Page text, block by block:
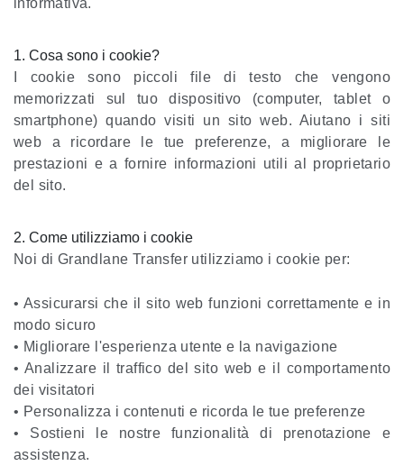
informativa.
1. Cosa sono i cookie?
I cookie sono piccoli file di testo che vengono
memorizzati sul tuo dispositivo (computer, tablet o
smartphone) quando visiti un sito web. Aiutano i siti
web a ricordare le tue preferenze, a migliorare le
prestazioni e a fornire informazioni utili al proprietario
del sito.
2. Come utilizziamo i cookie
Noi di Grandlane Transfer utilizziamo i cookie per:
• Assicurarsi che il sito web funzioni correttamente e in
modo sicuro
• Migliorare l'esperienza utente e la navigazione
• Analizzare il traffico del sito web e il comportamento
dei visitatori
• Personalizza i contenuti e ricorda le tue preferenze
• Sostieni le nostre funzionalità di prenotazione e
assistenza.